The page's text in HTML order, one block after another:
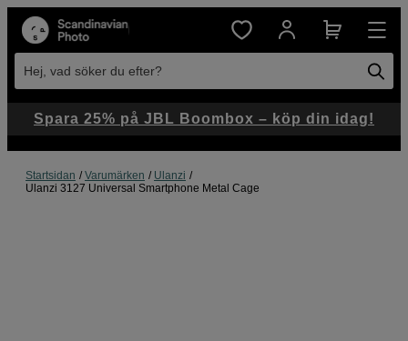
Hej, vad söker du efter?
Startsidan Varumärken
Ulanzi
Ulanzi 3127 Universal Smartphone Metal Cage
Spara 25% på JBL Boombox – köp din idag!